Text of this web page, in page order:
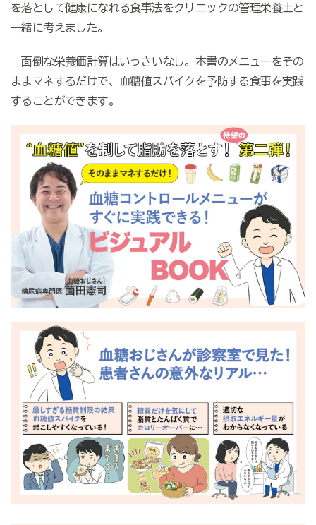
を落として健康になれる食事法をクリニックの管理栄養士と
一緒に考えました。
面倒な栄養価計算はいっさいなし。本書のメニューをその
ままマネするだけで、血糖値スパイクを予防する食事を実践
することができます。